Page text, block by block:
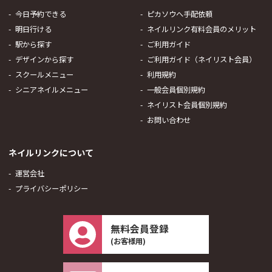
今日予約できる
明日行ける
駅から探す
デザインから探す
スクールメニュー
シニアネイルメニュー
ピカソウへ手配依頼
ネイルリンク有料会員のメリット
ご利用ガイド
ご利用ガイド（ネイリスト会員）
利用規約
一般会員個別規約
ネイリスト会員個別規約
お問い合わせ
ネイルリンクについて
運営会社
プライバシーポリシー
無料会員登録
(お客様用)